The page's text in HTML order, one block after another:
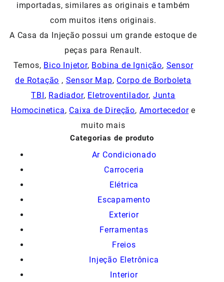
importadas, similares as originais e também
com muitos itens originais.
A Casa da Injeção possui um grande estoque de
peças para Renault.
Temos, Bico Injetor, Bobina de Ignição, Sensor
de Rotação , Sensor Map, Corpo de Borboleta
TBI, Radiador, Eletroventilador, Junta
Homocinetica, Caixa de Direção, Amortecedore
muito mais
Categorias de produto
Ar Condicionado
Carroceria
Elétrica
Escapamento
Exterior
Ferramentas
Freios
Injeção Eletrônica
Interior